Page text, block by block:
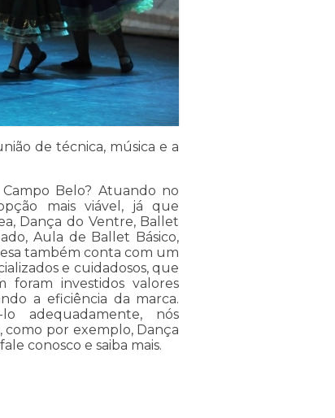
de técnica, música e a
Belo? Atuando no
mais viável, já que
Dança do Ventre, Ballet
Aula de Ballet Básico,
também conta com um
e cuidadosos, que
foram investidos valores
a eficiência da marca.
adequadamente, nós
como por exemplo, Dança
conosco e saiba mais.